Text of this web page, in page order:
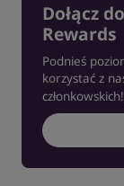
Dołącz
Rewards
Podnieś
korzystać z
członkowskich!